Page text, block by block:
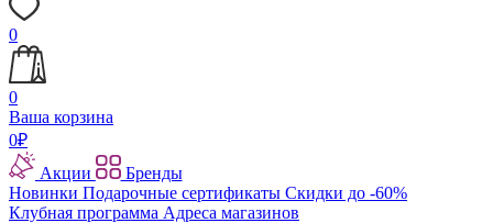
0
0
Ваша корзина
0₽
Акции
Бренды
Новинки Подарочные сертификаты Скидки до -60%
Клубная программа Адреса магазинов